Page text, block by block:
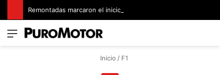
Menú
Inicio / F1